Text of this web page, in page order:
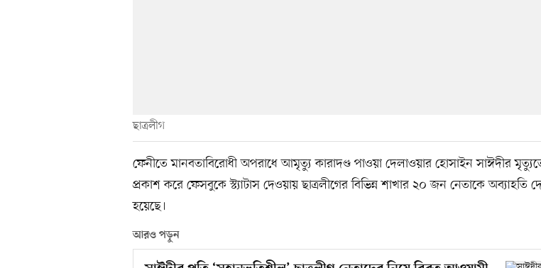
ছাত্রলীগ
ফেনীতে মানবতাবিরোধী অপরাধে আমৃত্যু কারাদণ্ড পাওয়া দেলাওয়ার হোসাইন সাঈদীর
প্রকাশ করে ফেসবুকে স্ট্যাটাস দেওয়ায় ছাত্রলীগের বিভিন্ন শাখার ২০ জন নেতাকে অব্যাহতি
হয়েছে।
আরও পড়ুন